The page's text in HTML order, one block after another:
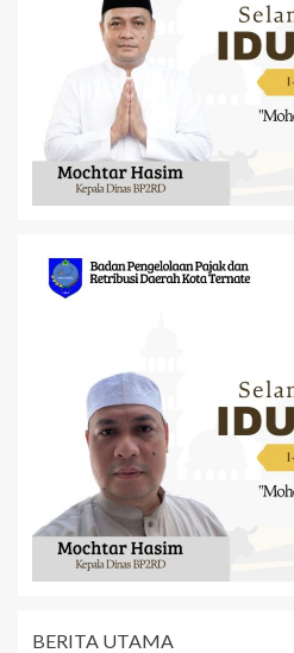
BERITA UTAMA